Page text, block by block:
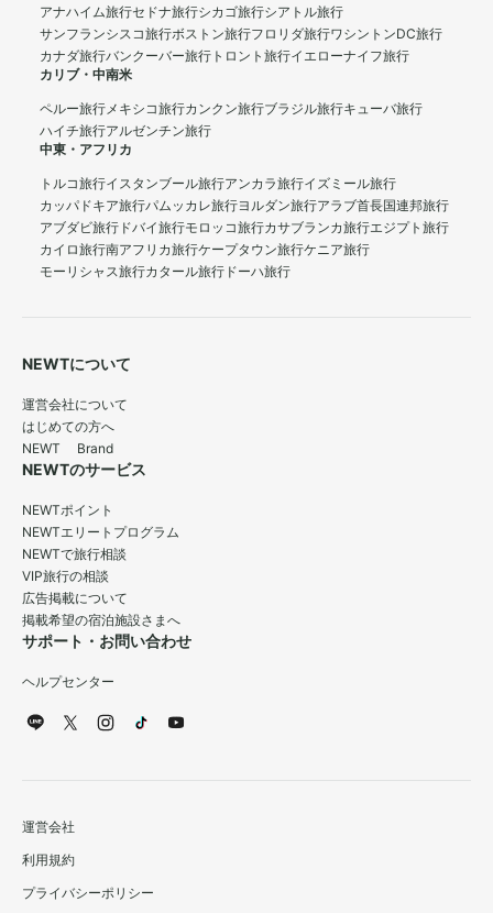
アナハイム旅行セドナ旅行シカゴ旅行シアトル旅行
サンフランシスコ旅行ボストン旅行フロリダ旅行ワシントンDC旅行
カナダ旅行バンクーバー旅行 トロント旅行イエローナイフ旅行
カリブ・中南米
ペルー旅行メキシコ旅行カンクン旅行ブラジル旅行キューバ旅行
ハイチ旅行アルゼンチン旅行
中東・アフリカ
トルコ旅行イスタンブール旅行アンカラ旅行イズミール旅行
カッパドキア旅行パムッカレ旅行ヨルダン旅行アラブ首長国連邦旅行
アブダビ旅行 ドバイ旅行モロッコ旅行カサブランカ旅行エジプト旅行
カイロ旅行南アフリカ旅行ケープタウン旅行ケニア旅行
モーリシャス旅行カタール旅行 ドーハ旅行
NEWTについて
運営会社について
はじめての方へ
NEWT Brand
NEWTのサービス
NEWTポイント
NEWTエリートプログラム
NEWTで旅行相談
VIP旅行の相談
広告掲載について
掲載希望の宿泊施設さまへ
サポート・お問い合わせ
ヘルプセンター
運営会社
利用規約
プライバシーポリシー